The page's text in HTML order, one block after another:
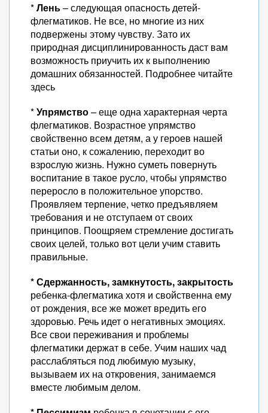
*Лень– следующая опасность детей-
флегматиков. Не все, но многие из них
подвержены этому чувству. Зато их
природная дисциплинированность даст вам
возможность приучить их к выполнению
домашних обязанностей. Подробнее читайте
здесь
*Упрямство– еще одна характерная черта
флегматиков. Возрастное упрямство
свойственно всем детям, а у героев нашей
статьи оно, к сожалению, переходит во
взрослую жизнь. Нужно суметь повернуть
воспитание в такое русло, чтобы упрямство
переросло в положительное упорство.
Проявляем терпение, четко предъявляем
требования и не отступаем от своих
принципов. Поощряем стремление достигать
своих целей, только вот цели учим ставить
правильные.
* Сдержанность, замкнутость, закрытость
ребенка-флегматика хотя и свойственна ему
от рождения, все же может вредить его
здоровью. Речь идет о негативных эмоциях.
Все свои переживания и проблемы
флегматики держат в себе. Учим наших чад
расслабляться под любимую музыку,
вызываем их на откровения, занимаемся
вместе любимым делом.